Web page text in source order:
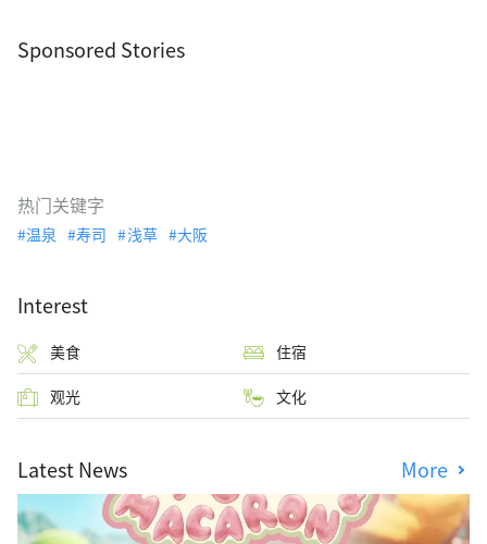
Sponsored Stories
热门关键字
温泉 寿司 浅草 大阪
Interest
美食 住宿
观光 文化
Latest News More